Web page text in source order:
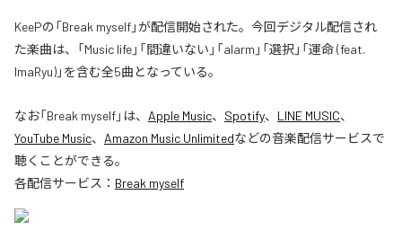
KeePの「Break myself」が配信開始された。今回デジタル配信され
た楽曲は、「Music life」「間違いない」「alarm」「選択」「運命 (feat.
ImaRyu)」を含む全5曲となっている。
なお「Break myself」は、 Apple Music、 Spotify、 LINE MUSIC、
YouTube Music、 Amazon Music Unlimitedなどの音楽配信サービスで
聴くことができる。
各配信サービス： Break myself